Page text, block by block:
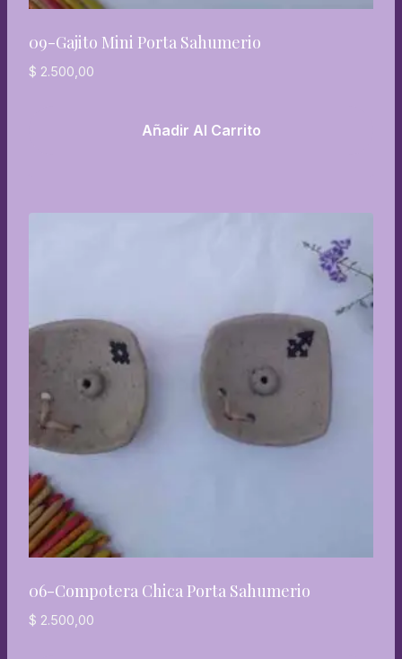
09-Gajito Mini Porta Sahumerio
$ 2.500,00
Añadir Al Carrito
06-Compotera Chica Porta Sahumerio
$ 2.500,00